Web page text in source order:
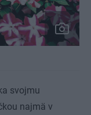
svojmu
najmä v